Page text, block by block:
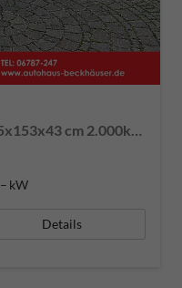
Saris MP 305 153 2000 2 - 305x153x43 cm 2.000kg, Aluminium-Bordwände
– kW
Details